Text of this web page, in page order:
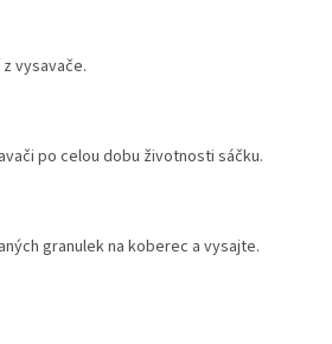
vysavače.
po celou dobu životnosti sáčku.
granulek na koberec a vysajte.